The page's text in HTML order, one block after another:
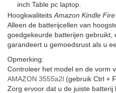
inch Table pc laptop.
Hoogkwaliteits Amazon Kindle
Alleen de batterijcellen van
goedgekeurde batterijen
garandeert u gemoedsrust als u
Opmerking:
Controleer het model en de vorm
AMAZON 3555a2l (gebruik Ctrl +
Zorg ervoor dat u de juiste batterij